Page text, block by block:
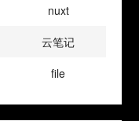
nuxt
云笔记
file